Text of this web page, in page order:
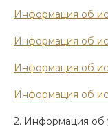
Информация об
Информация об
Информация об
Информация об
2. Информация об